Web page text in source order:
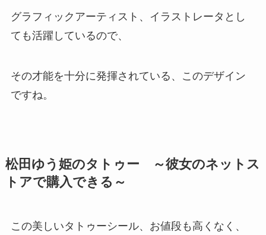
グラフィックアーティスト、イラストレータとし
ても活躍しているので、
その才能を十分に発揮されている、このデザイン
ですね。
松田ゆう姫のタトゥー ～彼女のネットス
トアで購入できる～
この美しいタトゥーシール、お値段も高くなく、